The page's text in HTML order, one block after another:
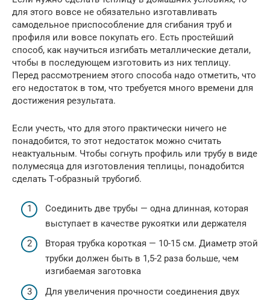
для этого вовсе не обязательно изготавливать
самодельное приспособление для сгибания труб и
профиля или вовсе покупать его. Есть простейший
способ, как научиться изгибать металлические детали,
чтобы в последующем изготовить из них теплицу.
Перед рассмотрением этого способа надо отметить, что
его недостаток в том, что требуется много времени для
достижения результата.
Если учесть, что для этого практически ничего не
понадобится, то этот недостаток можно считать
неактуальным. Чтобы согнуть профиль или трубу в виде
полумесяца для изготовления теплицы, понадобится
сделать Т-образный трубогиб.
Соединить две трубы — одна длинная, которая
выступает в качестве рукоятки или держателя
Вторая трубка короткая — 10-15 см. Диаметр этой
трубки должен быть в 1,5-2 раза больше, чем
изгибаемая заготовка
Для увеличения прочности соединения двух